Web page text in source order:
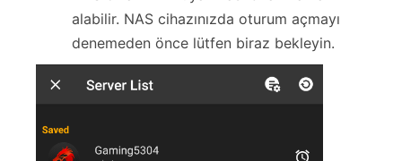
alabilir. NAS cihazınızda oturum açmayı
denemeden önce lütfen biraz bekleyin.